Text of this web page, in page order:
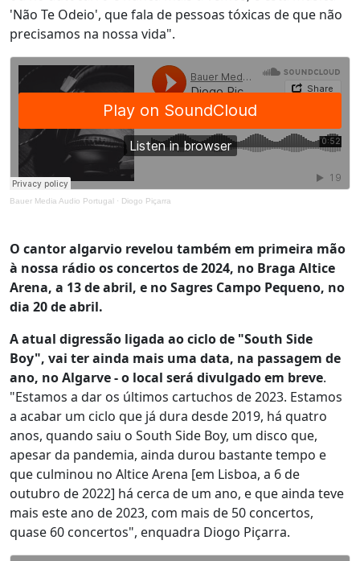
'Não Te Odeio', que fala de pessoas tóxicas de que não
precisamos na nossa vida".
Bauer Media Audio Portugal · Diogo Piçarra
O cantor algarvio revelou também em primeira mão
à nossa rádio os concertos de 2024, no Braga Altice
Arena, a 13 de abril, e no Sagres Campo Pequeno, no
dia 20 de abril.
A atual digressão ligada ao ciclo de "South Side
Boy", vai ter ainda mais uma data, na passagem de
ano, no Algarve - o local será divulgado em breve.
"Estamos a dar os últimos cartuchos de 2023. Estamos
a acabar um ciclo que já dura desde 2019, há quatro
anos, quando saiu o South Side Boy, um disco que,
apesar da pandemia, ainda durou bastante tempo e
que culminou no Altice Arena [em Lisboa, a 6 de
outubro de 2022] há cerca de um ano, e que ainda teve
mais este ano de 2023, com mais de 50 concertos,
quase 60 concertos", enquadra Diogo Piçarra.